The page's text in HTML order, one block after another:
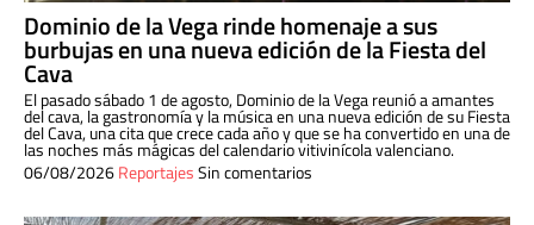
Dominio de la Vega rinde homenaje a sus
burbujas en una nueva edición de la Fiesta del
Cava
El pasado sábado 1 de agosto, Dominio de la Vega reunió a amantes
del cava, la gastronomía y la música en una nueva edición de su Fiesta
del Cava, una cita que crece cada año y que se ha convertido en una de
las noches más mágicas del calendario vitivinícola valenciano.
06/08/2026ReportajesSin comentarios